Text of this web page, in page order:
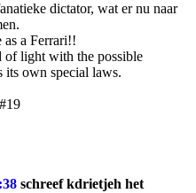
dictator, wat er nu naar
as a Ferrari!!
of light with the possible
its own special laws.
#19
schreef kdrietjeh het